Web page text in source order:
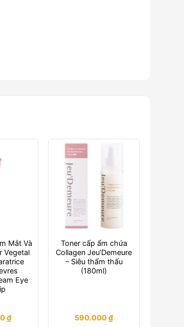
Mắt Và
Vegetal
Eye
₫
Toner cấp ẩm chứa
Collagen Jeu’Demeure
– Siêu thẩm thấu
(180ml)
590.000₫